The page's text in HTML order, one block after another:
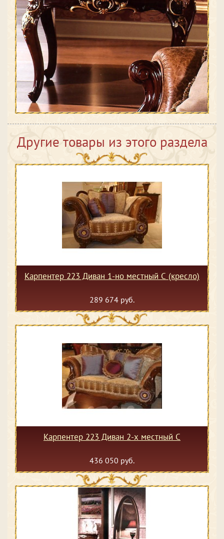
Другие товары из этого раздела
Карпентер 223 Диван 1-но местный С (кресло)
289 674 руб.
Карпентер 223 Диван 2-х местный С
436 050 руб.